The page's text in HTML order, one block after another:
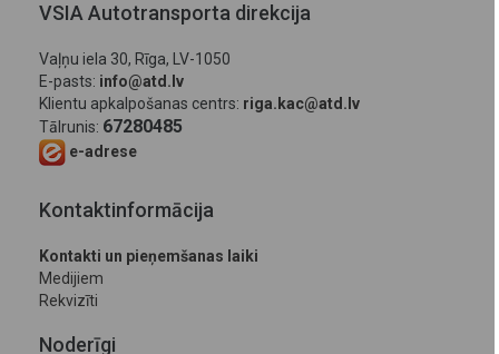
VSIA Autotransporta direkcija
Vaļņu iela 30, Rīga, LV-1050
E-pasts: info@atd.lv
Klientu apkalpošanas centrs: riga.kac@atd.lv
Tālrunis: 67280485
e-adrese
Kontaktinformācija
Kontakti un pieņemšanas laiki
Medijiem
Rekvizīti
Noderīgi